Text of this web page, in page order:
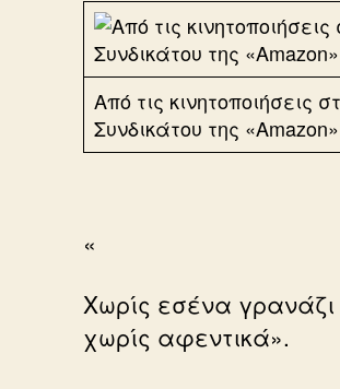
Από τις κινητοποιήσεις
Συνδικάτου της «Amazon»
«
Χωρίς εσένα
χωρίς αφεντικά».